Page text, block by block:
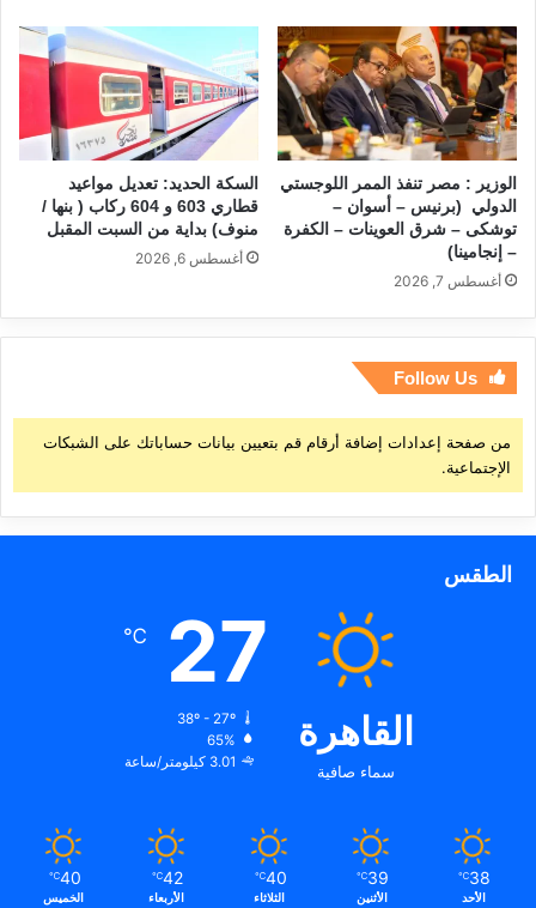
الوزير : مصر تنفذ الممر اللوجستي
الدولي (برنيس – أسوان –
توشكى – شرق العوينات – الكفرة
– إنجامينا)
أغسطس 7, 2026
السكة الحديد: تعديل مواعيد
قطاري 603 و 604 ركاب ( بنها /
منوف) بداية من السبت المقبل
أغسطس 6, 2026
Follow Us
من صفحة إعدادات إضافة أرقام قم بتعيين بيانات حساباتك على الشبكات
الإجتماعية.
الطقس
القاهرة
سماء صافية
27
℃
38º - 27º
65%
3.01 كيلومتر/ساعة
38
℃
الأحد
39
℃
الأثنين
40
℃
الثلاثاء
42
℃
الأربعاء
40
℃
الخميس